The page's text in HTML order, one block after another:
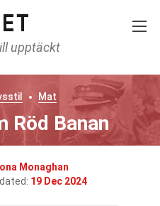
upptäckt
Mat
Röd Banan
Monaghan
19 Dec 2024